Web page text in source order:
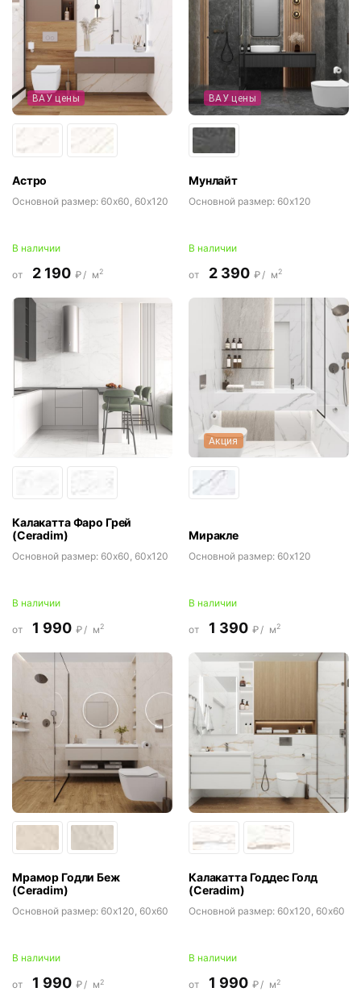
ВАУ цены
Астро
Основной размер: 60x60, 60x120
В наличии
от 2 190 ₽/ м2
ВАУ цены
Мунлайт
Основной размер: 60x120
В наличии
от 2 390 ₽/ м2
Калакатта Фаро Грей
(Ceradim)
Основной размер: 60x60, 60x120
В наличии
от 1 990 ₽/ м2
Акция
Миракле
Основной размер: 60x120
В наличии
от 1 390 ₽/ м2
Мрамор Годли Беж
(Ceradim)
Основной размер: 60x120, 60x60
В наличии
от 1 990 ₽/ м2
Калакатта Годдес Голд
(Ceradim)
Основной размер: 60x120, 60x60
В наличии
от 1 990 ₽/ м2